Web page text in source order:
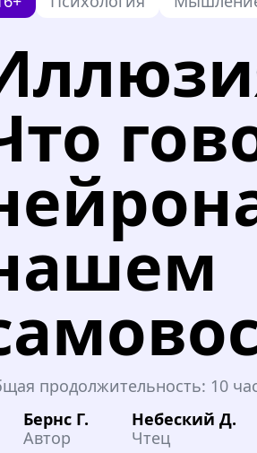
продолжительность: 10
Бернс Г.
Автор
Небеский Д.
Чтец